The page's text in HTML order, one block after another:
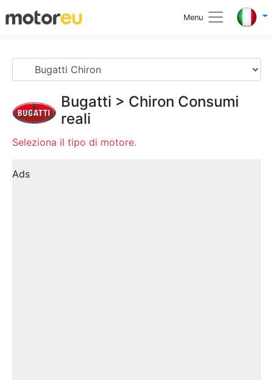
Menu
Bugatti > Chiron Consumi
reali
Seleziona il tipo di motore.
Ads